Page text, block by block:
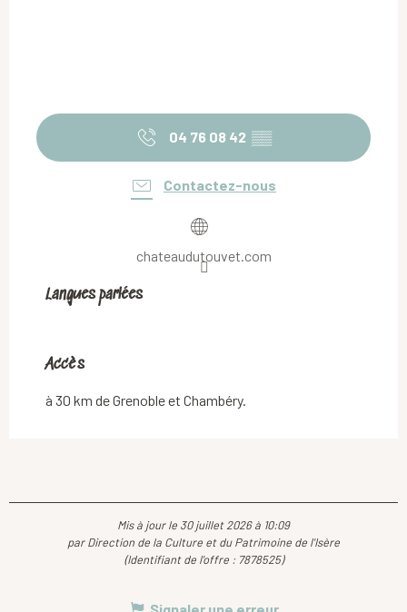
04 76 08 42 ▒▒
Contactez-nous
chateaudutouvet.com
Langues parlées
Langues parlées
Accès
Accès
à 30 km de Grenoble et Chambéry.
Mis à jour le 30 juillet 2026 à 10:09
par Direction de la Culture et du Patrimoine de l'Isère
(Identifiant de l'offre : 7878525)